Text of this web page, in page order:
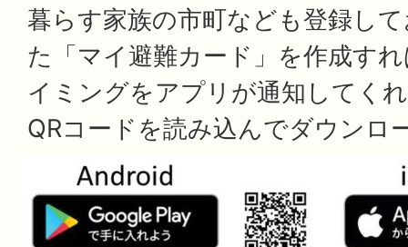
暮らす家族の市町なども登録し
た「マイ避難カード」を作成す
イミングをアプリが通知してく
QRコードを読み込んでダウンロ